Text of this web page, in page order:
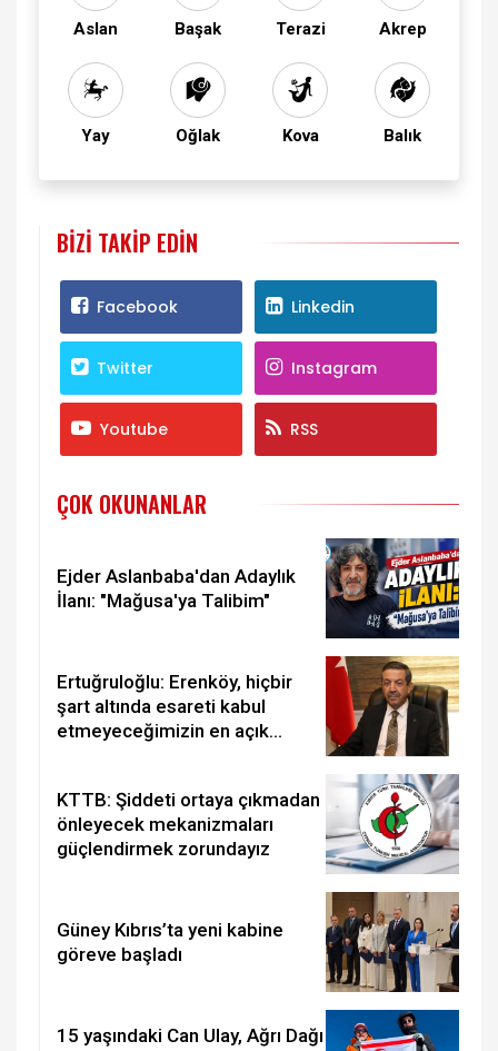
Aslan Başak Terazi Akrep
Yay Oğlak Kova Balık
BIZI TAKIP EDIN
Facebook Linkedin
Twitter Instagram
Youtube RSS
ÇOK OKUNANLAR
Ejder Aslanbaba'dan Adaylık
İlanı: "Mağusa'ya Talibim"
Ertuğruloğlu: Erenköy, hiçbir
şart altında esareti kabul
etmeyeceğimizin en açık
KTTB: Şiddeti ortaya çıkmadan
önleyecek mekanizmaları
güçlendirmek zorundayız
Güney Kıbrıs’ta yeni kabine
göreve başladı
15 yaşındaki Can Ulay, Ağrı Dağı